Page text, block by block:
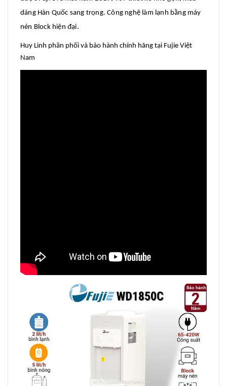
dáng Hàn Quốc sang trọng. Công nghệ làm lạnh bằng máy
nén Block hiện đại.
Huy Linh phân phối và bảo hành chính hãng tại Fujie Việt
Nam